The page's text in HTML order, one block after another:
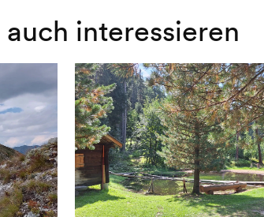
interessieren